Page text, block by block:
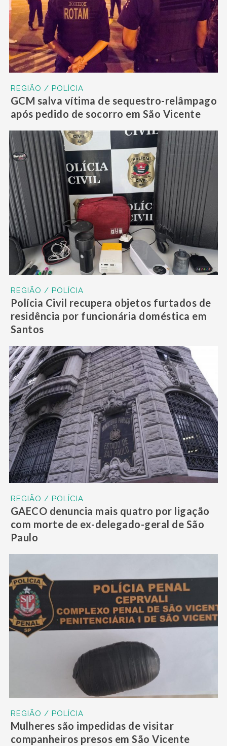
REGIÃO / POLÍCIA
GCM salva vítima de sequestro-relâmpago
após pedido de socorro em São Vicente
REGIÃO / POLÍCIA
Polícia Civil recupera objetos furtados de
residência por funcionária doméstica em
Santos
REGIÃO / POLÍCIA
GAECO denuncia mais quatro por ligação
com morte de ex-delegado-geral de São
Paulo
REGIÃO / POLÍCIA
Mulheres são impedidas de visitar
companheiros presos em São Vicente